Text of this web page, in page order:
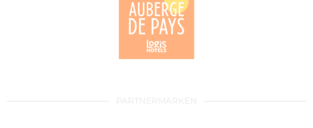
PARTNERMARKEN